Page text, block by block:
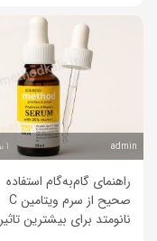
admin 1 سال پیش
راهنمای گام‌به‌گام استفاده
صحیح از سرم ویتامین C
نانو‌متد برای بیشترین تاثیر